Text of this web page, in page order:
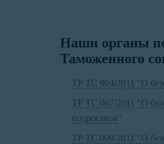
Наши органы по
Таможенного
ТР ТС 004/2011 "О
ТР ТС 007/2011 "О
подростков"
ТР ТС 009/2011 "О